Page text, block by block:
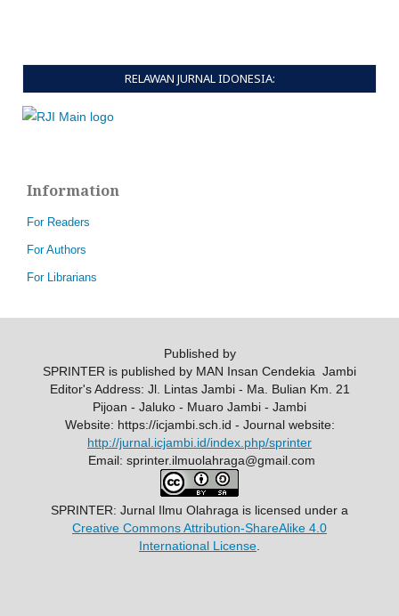
RELAWAN JURNAL IDONESIA:
Information
For Readers
For Authors
For Librarians
Published by
SPRINTER is published by MAN Insan Cendekia Jambi
Editor's Address: Jl. Lintas Jambi - Ma. Bulian Km. 21
Pijoan - Jaluko - Muaro Jambi - Jambi
Website: https://icjambi.sch.id - Journal website:
http://jurnal.icjambi.id/index.php/sprinter
Email: sprinter.ilmuolahraga@gmail.com
SPRINTER: Jurnal Ilmu Olahraga is licensed under a
Creative Commons Attribution-ShareAlike 4.0
International License